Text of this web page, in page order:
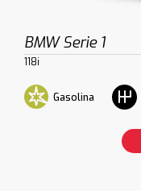
BMW Serie 1
118i
Gasolina